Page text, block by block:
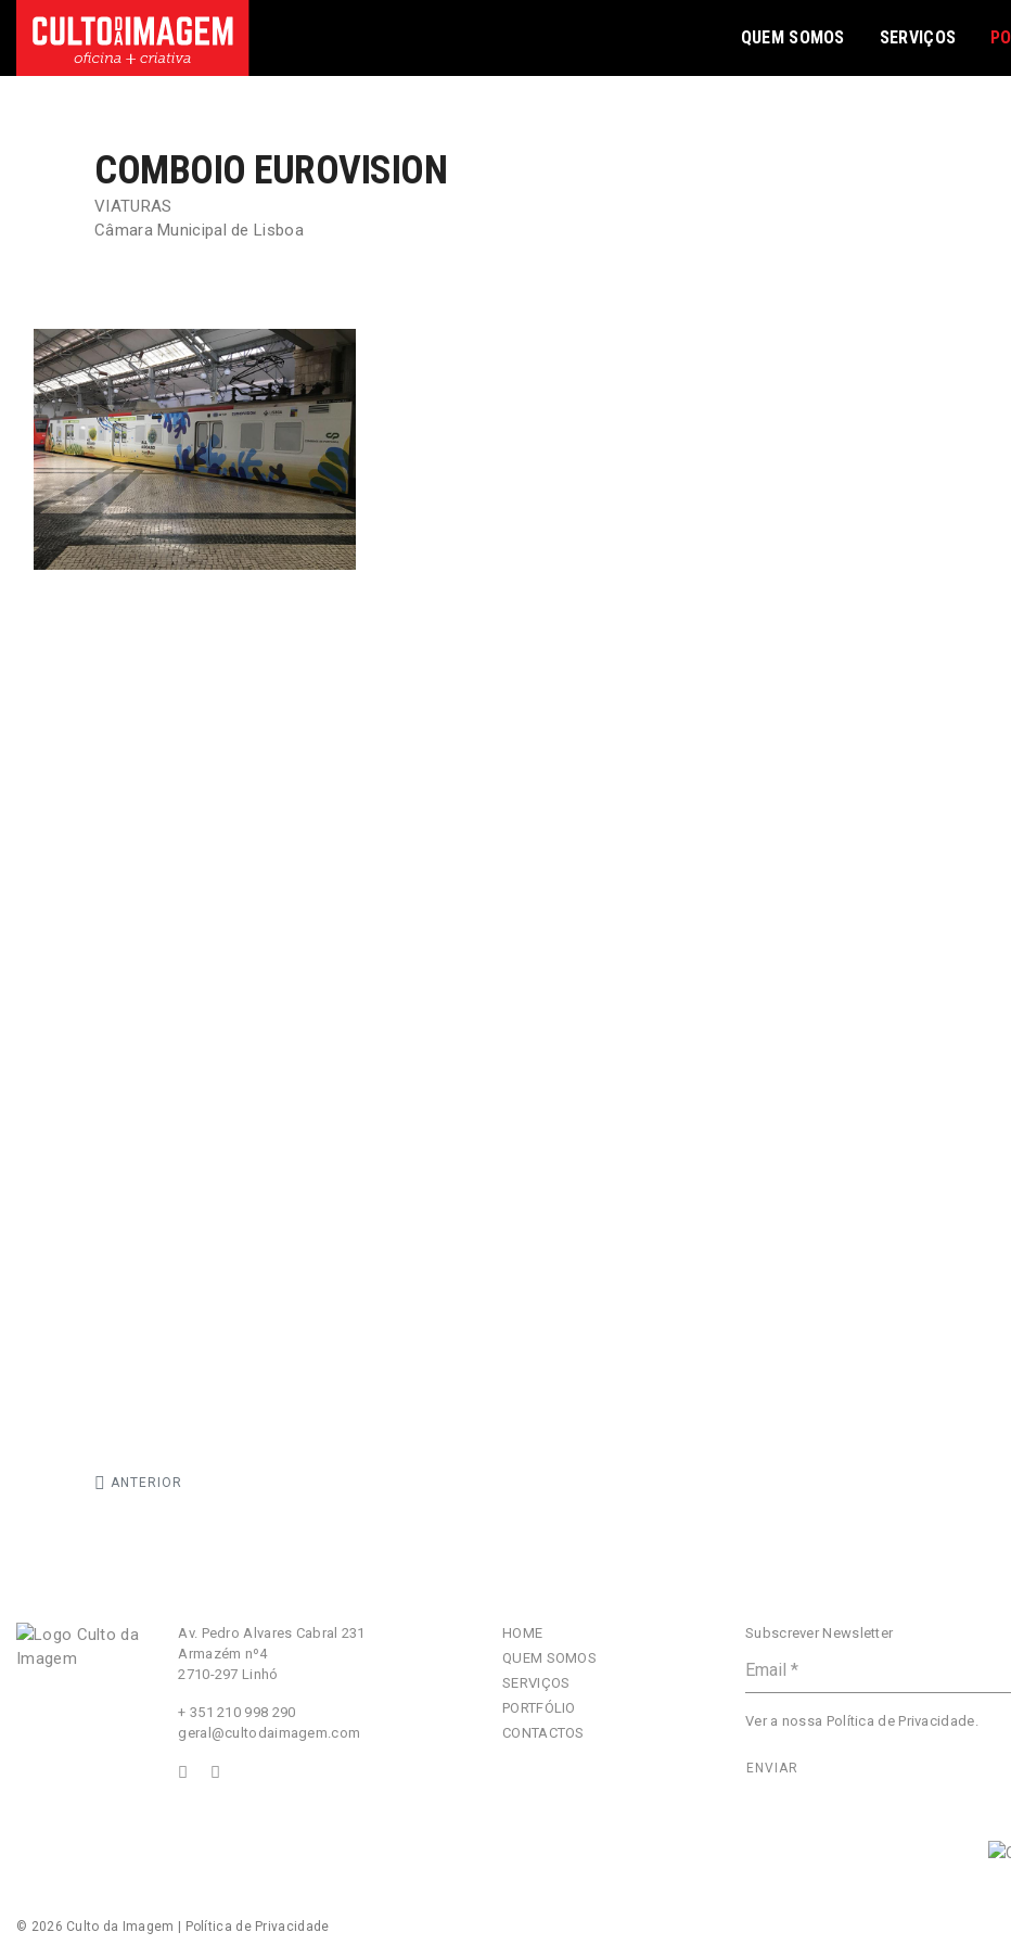
QUEM SOMOS SERVIÇOS
COMBOIO EUROVISION
VIATURAS
Câmara Municipal de Lisboa
ANTERIOR
Av. Pedro Alvares Cabral 231
Armazém nº4
2710-297 Linhó
+ 351 210 998 290
geral@cultodaimagem.com
HOME
QUEM SOMOS
SERVIÇOS
PORTFÓLIO
CONTACTOS
Subscrever Newsletter
Ver a nossa Política de Privacidade.
© 2026 Culto da Imagem Política de Privacidade